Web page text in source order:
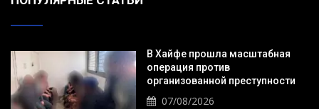
В Хайфе прошла масштабная
операция против
организованной преступности
07/08/2026